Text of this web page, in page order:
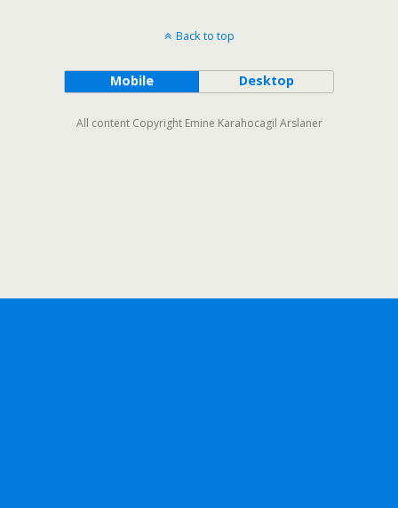
Back to top
Mobile Desktop
All content Copyright Emine Karahocagil Arslaner